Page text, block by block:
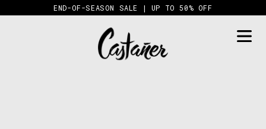
to
END-OF-SEASON SALE | UP TO 50% OFF